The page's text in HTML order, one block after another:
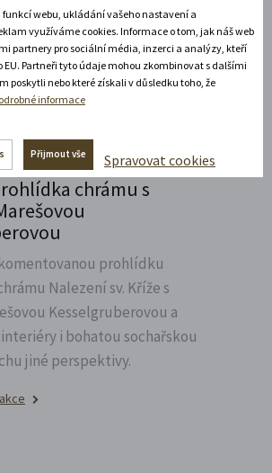
naší první českou závodnici,
chrámu s
prohlídku
Nalezení sv. Kříže s
Kesselgruberovou a
i bohatou sochařskou
jiné perspektivy.
webu, ukládání vašeho nastavení a
využíváme cookies. Informace o tom, jak náš web
partnery pro sociální média, inzerci a analýzy, kteří
Partneři tyto údaje mohou zkombinovat s dalšími
poskytli nebo které získali v důsledku toho, že
informace
Přijmout vše Spravovat cookies